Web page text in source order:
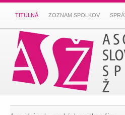
TITULNÁ ZOZNAM SPOLKOV